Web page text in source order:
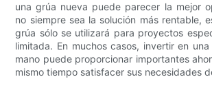
una grúa nueva puede parecer la mejor
no siempre sea la solución más rentable,
grúa sólo se utilizará para proyectos
limitada. En muchos casos, invertir en
mano puede proporcionar importantes
mismo tiempo satisfacer sus necesidades